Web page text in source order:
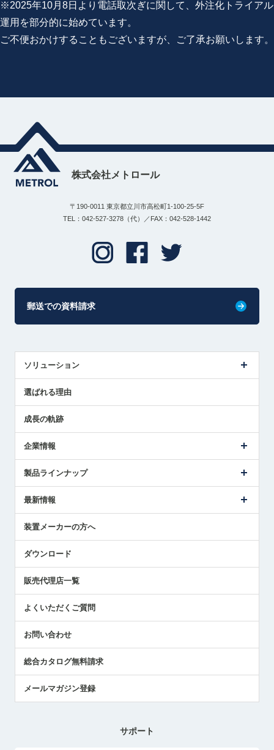
※2025年10月8日より電話取次ぎに関して、外注化トライアル
運用を部分的に始めています。
ご不便おかけすることもございますが、ご了承お願いします。
株式会社メトロール
〒190-0011 東京都立川市高松町1-100-25-5F
TEL：042-527-3278（代）／FAX：042-528-1442
郵送での資料請求
ソリューション
解決策提案
選ばれる理由
成長の軌跡
企業情報
ごあいさつ
受賞履歴
採用情報
国/地域/言語
製品ラインナップ
ツールセッタ製品
エアマイクロセンサ製品
最新情報
メトロールの技術
社員ブログ
中小企業のBCP地震対策
センサのテクニカルガイド
社長ブログ
装置メーカーの方へ
ダウンロード
販売代理店一覧
よくいただくご質問
お問い合わせ
総合カタログ無料請求
メールマガジン登録
サポート